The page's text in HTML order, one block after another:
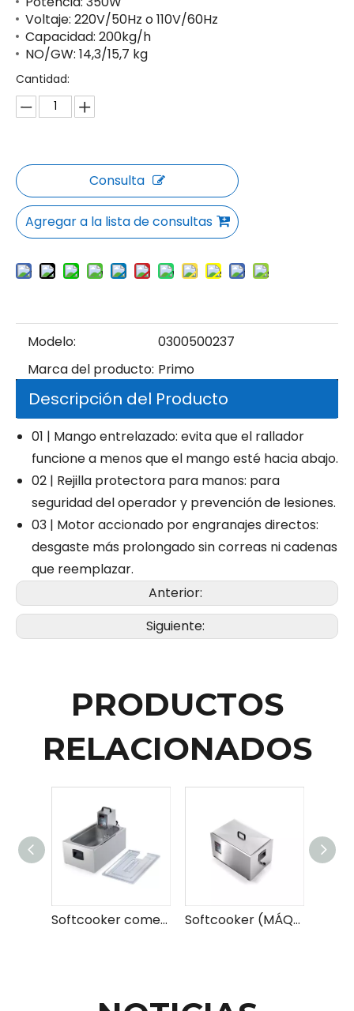
Voltaje: 220V/50Hz o 110V/60Hz
Capacidad: 200kg/h
NO/GW: 14,3/15,7 kg
Cantidad:
Consulta
Agregar a la lista de consultas
Modelo:
0300500237
Marca del producto: Primo
Descripción del Producto
01 | Mango entrelazado: evita que el rallador
funcione a menos que el mango esté hacia abajo.
02 | Rejilla protectora para manos: para
seguridad del operador y prevención de lesiones.
03 | Motor accionado por engranajes directos:
desgaste más prolongado sin correas ni cadenas
que reemplazar.
Anterior:
Siguiente:
PRODUCTOS
RELACIONADOS
Softcooker comercial (MÁQUINA DE COCCIÓN SOUS VIDE) Softcooker (MÁQUINA DE COCCIÓN SOUS VIDE)